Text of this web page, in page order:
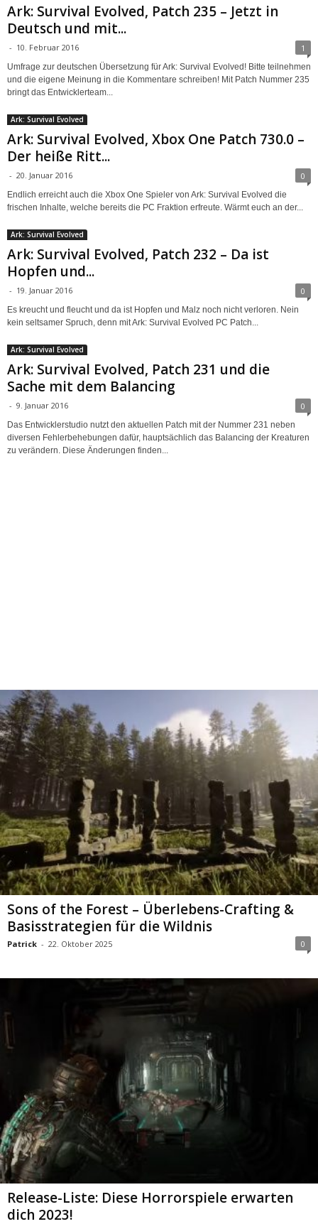
Ark: Survival Evolved, Patch 235 – Jetzt in
Deutsch und mit...
- 10. Februar 2016 1
Umfrage zur deutschen Übersetzung für Ark: Survival Evolved! Bitte teilnehmen
und die eigene Meinung in die Kommentare schreiben! Mit Patch Nummer 235
bringt das Entwicklerteam...
Ark: Survival Evolved
Ark: Survival Evolved, Xbox One Patch 730.0 –
Der heiße Ritt...
- 20. Januar 2016 0
Endlich erreicht auch die Xbox One Spieler von Ark: Survival Evolved die
frischen Inhalte, welche bereits die PC Fraktion erfreute. Wärmt euch an der...
Ark: Survival Evolved
Ark: Survival Evolved, Patch 232 – Da ist
Hopfen und...
- 19. Januar 2016 0
Es kreucht und fleucht und da ist Hopfen und Malz noch nicht verloren. Nein
kein seltsamer Spruch, denn mit Ark: Survival Evolved PC Patch...
Ark: Survival Evolved
Ark: Survival Evolved, Patch 231 und die
Sache mit dem Balancing
- 9. Januar 2016 0
Das Entwicklerstudio nutzt den aktuellen Patch mit der Nummer 231 neben
diversen Fehlerbehebungen dafür, hauptsächlich das Balancing der Kreaturen
zu verändern. Diese Änderungen finden...
Sons of the Forest – Überlebens-Crafting &
Basisstrategien für die Wildnis
Patrick - 22. Oktober 2025 0
Release-Liste: Diese Horrorspiele erwarten
dich 2023!